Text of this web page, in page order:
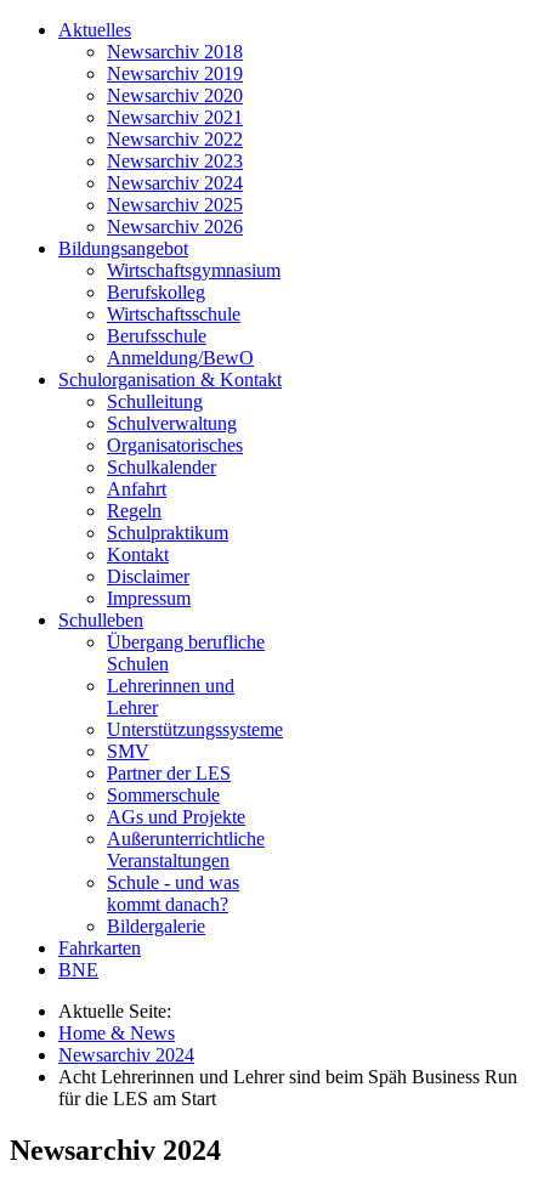
Aktuelles
Newsarchiv 2018
Newsarchiv 2019
Newsarchiv 2020
Newsarchiv 2021
Newsarchiv 2022
Newsarchiv 2023
Newsarchiv 2024
Newsarchiv 2025
Newsarchiv 2026
Bildungsangebot
Wirtschaftsgymnasium
Berufskolleg
Wirtschaftsschule
Berufsschule
Anmeldung/BewO
Schulorganisation & Kontakt
Schulleitung
Schulverwaltung
Organisatorisches
Schulkalender
Anfahrt
Regeln
Schulpraktikum
Kontakt
Disclaimer
Impressum
Schulleben
Übergang berufliche
Schulen
Lehrerinnen und
Lehrer
Unterstützungssysteme
SMV
Partner der LES
Sommerschule
AGs und Projekte
Außerunterrichtliche
Veranstaltungen
Schule - und was
kommt danach?
Bildergalerie
Fahrkarten
BNE
Aktuelle Seite:
Home & News
Newsarchiv 2024
Acht Lehrerinnen und Lehrer sind beim Späh Business Run
für die LES am Start
Newsarchiv 2024